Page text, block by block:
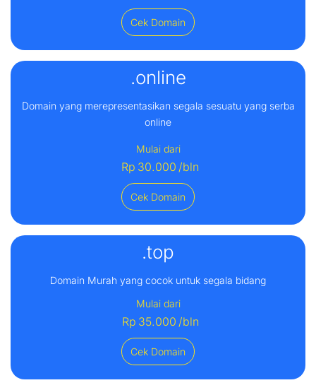
Cek Domain
.online
Domain yang merepresentasikan segala sesuatu yang serba
online
Mulai dari
Rp 30.000 /bln
Cek Domain
.top
Domain Murah yang cocok untuk segala bidang
Mulai dari
Rp 35.000 /bln
Cek Domain